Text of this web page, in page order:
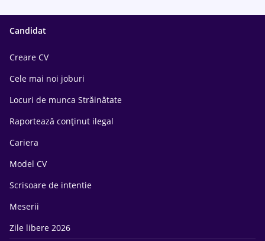
Candidat
Creare CV
Cele mai noi joburi
Locuri de munca Străinătate
Raportează conținut ilegal
Cariera
Model CV
Scrisoare de intentie
Meserii
Zile libere 2026